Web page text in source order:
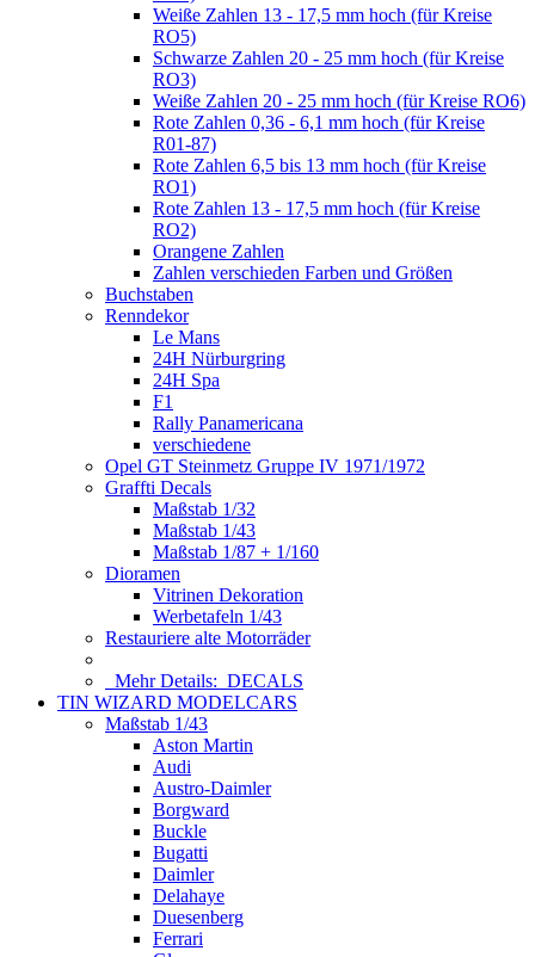
Weiße Zahlen 13 - 17,5 mm hoch (für Kreise
RO5)
Schwarze Zahlen 20 - 25 mm hoch (für Kreise
RO3)
Weiße Zahlen 20 - 25 mm hoch (für Kreise RO6)
Rote Zahlen 0,36 - 6,1 mm hoch (für Kreise
R01-87)
Rote Zahlen 6,5 bis 13 mm hoch (für Kreise
RO1)
Rote Zahlen 13 - 17,5 mm hoch (für Kreise
RO2)
Orangene Zahlen
Zahlen verschieden Farben und Größen
Buchstaben
Renndekor
Le Mans
24H Nürburgring
24H Spa
F1
Rally Panamericana
verschiedene
Opel GT Steinmetz Gruppe IV 1971/1972
Graffti Decals
Maßstab 1/32
Maßstab 1/43
Maßstab 1/87 + 1/160
Dioramen
Vitrinen Dekoration
Werbetafeln 1/43
Restauriere alte Motorräder
Mehr Details: DECALS
TIN WIZARD MODELCARS
Maßstab 1/43
Aston Martin
Audi
Austro-Daimler
Borgward
Buckle
Bugatti
Daimler
Delahaye
Duesenberg
Ferrari